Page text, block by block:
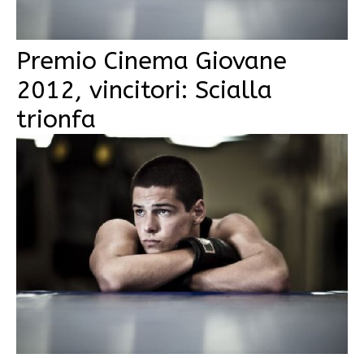
Premio Cinema Giovane
2012, vincitori: Scialla
trionfa